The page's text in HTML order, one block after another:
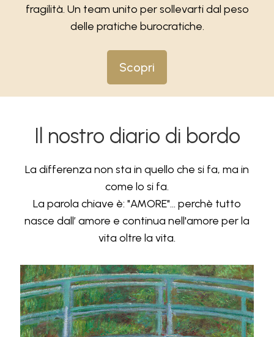
fragilità. Un team unito per sollevarti dal peso
delle pratiche burocratiche.
Scopri
Il nostro diario di bordo
La differenza non sta in quello che si fa, ma in
come lo si fa.
La parola chiave è: "AMORE"... perchè tutto
nasce dall’ amore e continua nell'amore per la
vita oltre la vita.